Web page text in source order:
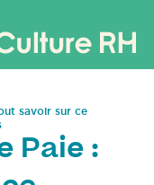
savoir sur ce
Paie :